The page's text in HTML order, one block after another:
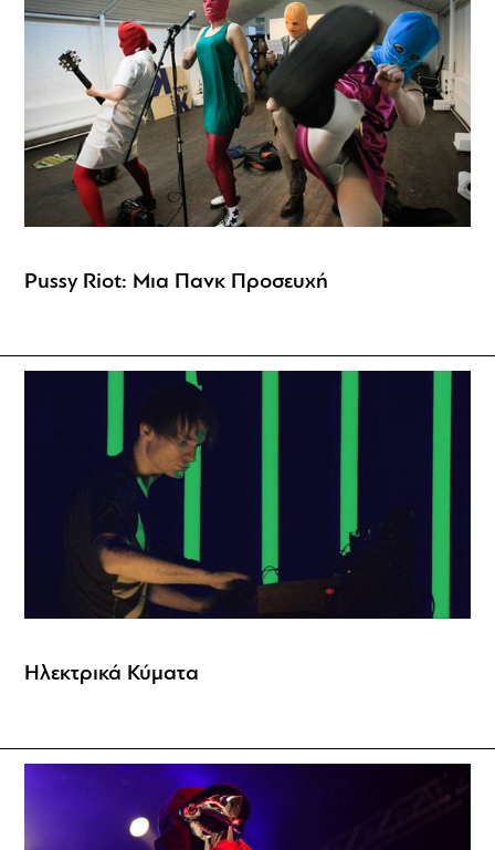
Pussy Riot: Μια Πανκ Προσευχή
Ηλεκτρικά Κύματα